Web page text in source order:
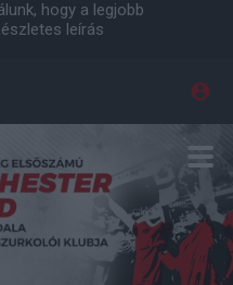
hogy a legjobb
leírás